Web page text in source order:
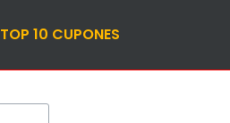
TOP 10 CUPONES